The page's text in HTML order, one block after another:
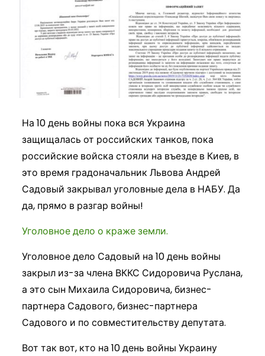
На 10 день войны пока вся Украина
защищалась от российских танков, пока
российские войска стояли на въезде в Киев, в
это время градоначальник Львова Андрей
Садовый закрывал уголовные дела в НАБУ. Да
да, прямо в разгар войны!
Уголовное дело о краже земли.
Уголовное дело Садовый на 10 день войны
закрыл из-за члена ВККС Сидоровича Руслана,
а это сын Михаила Сидоровича, бизнес-
партнера Садового, бизнес-партнера
Садового и по совместительству депутата.
Вот так вот, кто на 10 день войны Украину